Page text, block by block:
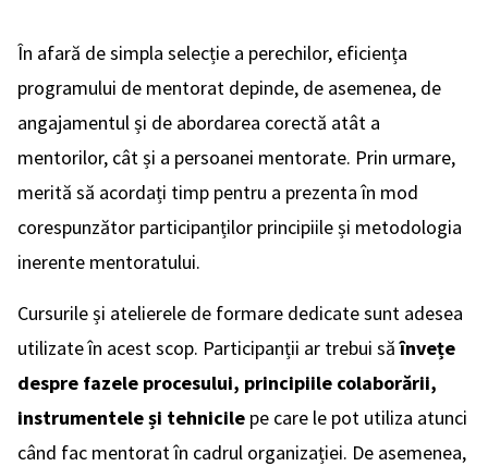
În afară de simpla selecție a perechilor, eficiența
programului de mentorat depinde, de asemenea, de
angajamentul și de abordarea corectă atât a
mentorilor, cât și a persoanei mentorate. Prin urmare,
merită să acordați timp pentru a prezenta în mod
corespunzător participanților principiile și metodologia
inerente mentoratului.
Cursurile și atelierele de formare dedicate sunt adesea
utilizate în acest scop. Participanții ar trebui săînvețe
despre fazele procesului, principiile colaborării,
instrumentele și tehnicile pe care le pot utiliza atunci
când fac mentorat în cadrul organizației. De asemenea,